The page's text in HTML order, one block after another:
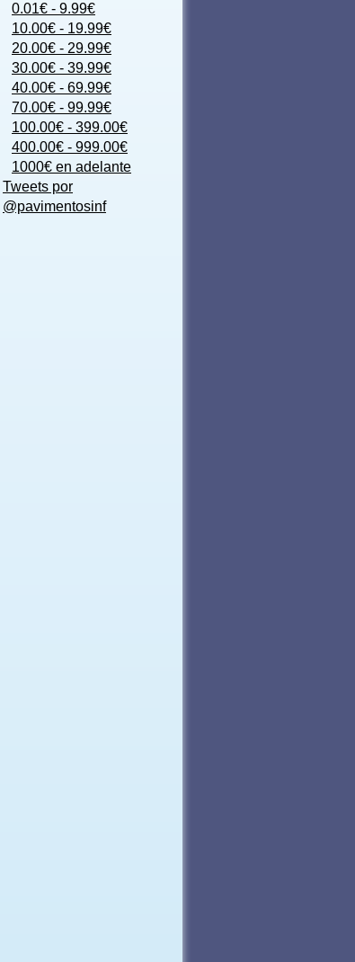
0.01€ - 9.99€
10.00€ - 19.99€
20.00€ - 29.99€
30.00€ - 39.99€
40.00€ - 69.99€
70.00€ - 99.99€
100.00€ - 399.00€
400.00€ - 999.00€
1000€ en adelante
Tweets por
@pavimentosinf